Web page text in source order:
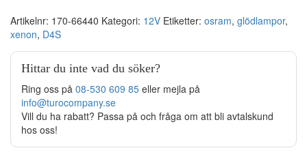
35W
mängd
Artikelnr: 170-66440 Kategori: 12V Etiketter: osram, glödlampor,
xenon, D4S
Hittar du inte vad du söker?
Ring oss på 08-530 609 85 eller mejla på
info@turocompany.se
Vill du ha rabatt? Passa på och fråga om att bli avtalskund
hos oss!